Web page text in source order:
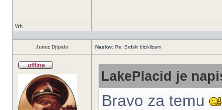
Vrh
Junuz Djipalo Naslov: Re: Brdski biciklizam
LakePlacid je
Bravo za temu